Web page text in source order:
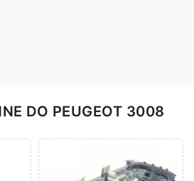
DO PEUGEOT 3008